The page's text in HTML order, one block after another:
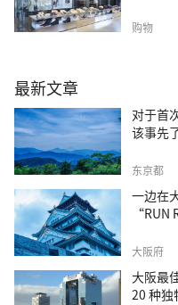
购物
最新文章
对于首
该事先
东京都
一边在
“RUN
大阪府
大阪最
20 种独